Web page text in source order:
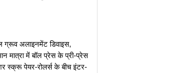
ग्रूव अलाइनमेंट डिवाइस,
मात्रा में बॉल प्रेस के प्री-प्रेस
स्क्रू पेयर-रोलर्स के बीच इंटर-